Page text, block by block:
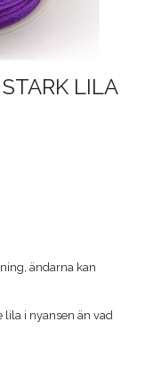
LILA
ändarna kan
lila i nyansen än vad